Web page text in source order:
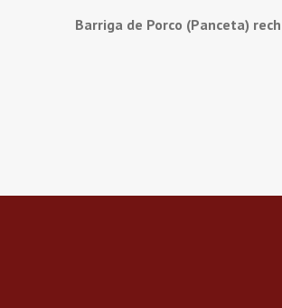
Barriga de Porco (Panceta)